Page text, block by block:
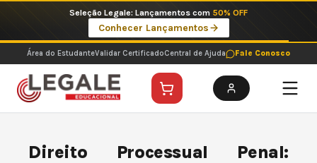
o
conteúdo
Imperdíveis no Pix: Pós Selecionadas a 199 reais no pix em parcela única
Ver ofertas
Área do EstudanteValidar CertificadoCentral de Ajuda Fale Conosco
Direito Processual Penal: